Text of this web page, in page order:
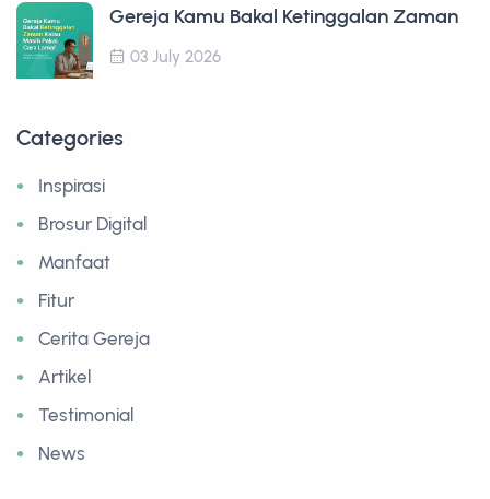
Gereja Kamu Bakal Ketinggalan Zaman
03 July 2026
Categories
Inspirasi
Brosur Digital
Manfaat
Fitur
Cerita Gereja
Artikel
Testimonial
News